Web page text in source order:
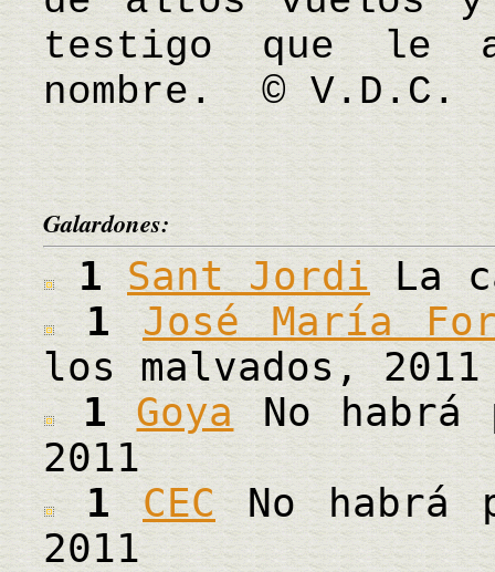
testigo que le
nombre. © V.D.C.
Galardones:
1 Sant Jordi La
1José María
los malvados, 2011
1Goya No habrá
2011
1CECNo habrá
2011